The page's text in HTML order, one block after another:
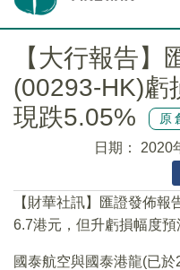
【大行報告】
(00293-HK)虧
現跌5.05%
原
日期： 2020
【財華社訊】匯證發佈報
6.7港元，但升虧損幅度預
國泰航空與國泰港龍(已